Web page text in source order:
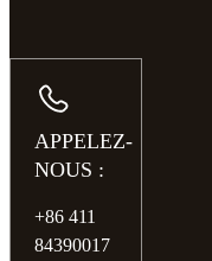
APPELEZ-
NOUS :
+86 411
84390017